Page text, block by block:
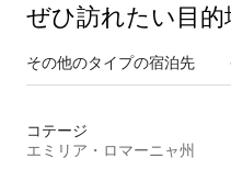
ぜひ訪⁠れ⁠た⁠い目⁠的⁠
その他のタ⁠イ⁠プ⁠の宿⁠泊⁠先
コテージ
エミリア・ロマーニャ州